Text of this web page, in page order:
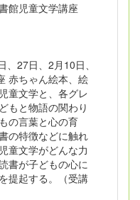
館児童文学講座
27日、2月10日、
赤ちゃん絵本、絵
童文学と、各グレ
もと物語の関わり
の言葉と心の育
の特徴などに触れ
童文学がどんな力
書が子どもの心に
提起する。（受講